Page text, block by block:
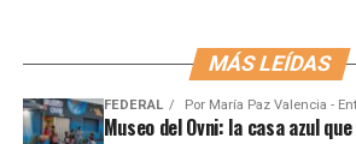
MÁS LEÍDAS
FEDERAL Por María Paz Valencia -
Museo del Ovni: la casa azul